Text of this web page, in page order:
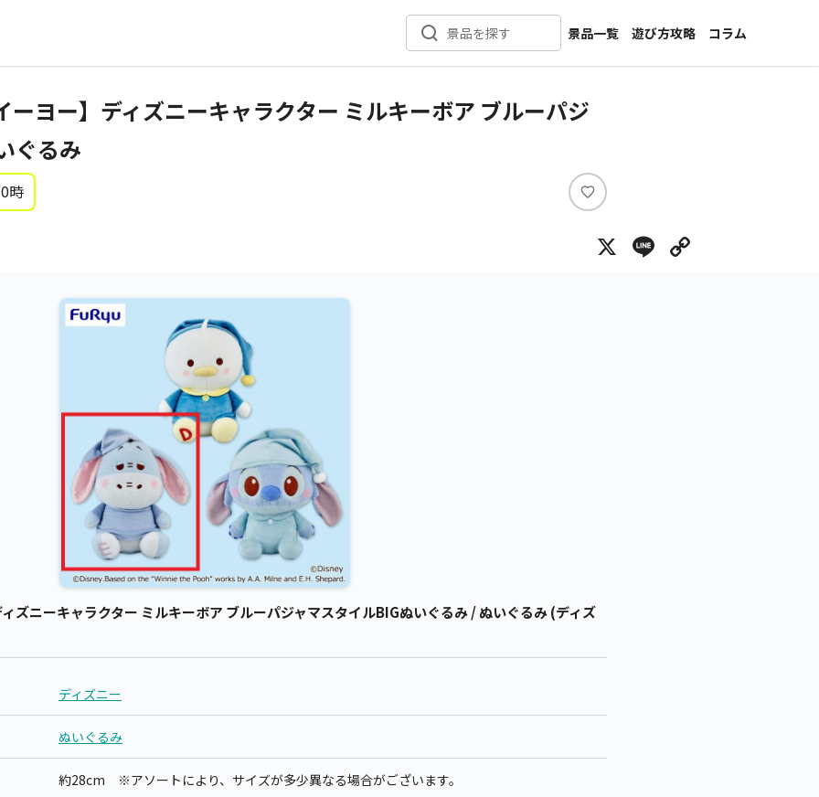
景品を探す
景品一覧
新着景品
カテゴリ一覧
遊び方攻略
コラム
インタビュー
ーヨー】ディズニーキャラクター ミルキーボア ブルーパジ
ぐるみ
時
い
ね
X Line
ズニーキャラクター ミルキーボア ブルーパジャマスタイルBIGぬいぐるみ / ぬいぐるみ (ディズ
ディズニー
ぬいぐるみ
約28cm ※アソートにより、サイズが多少異なる場合がございます。